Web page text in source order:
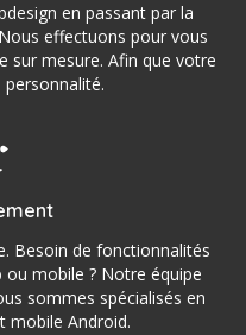
en passant par la
effectuons pour vous
sur mesure. Afin que votre
Besoin de fonctionnalités
mobile ? Notre équipe
sommes spécialisés en
mobile Android.